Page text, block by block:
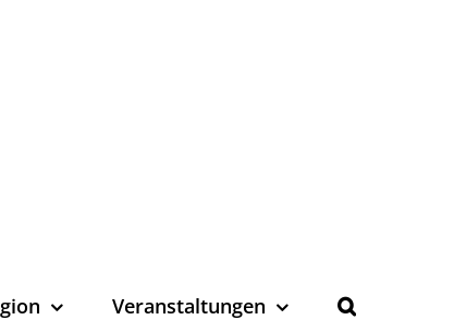
Veranstaltungen